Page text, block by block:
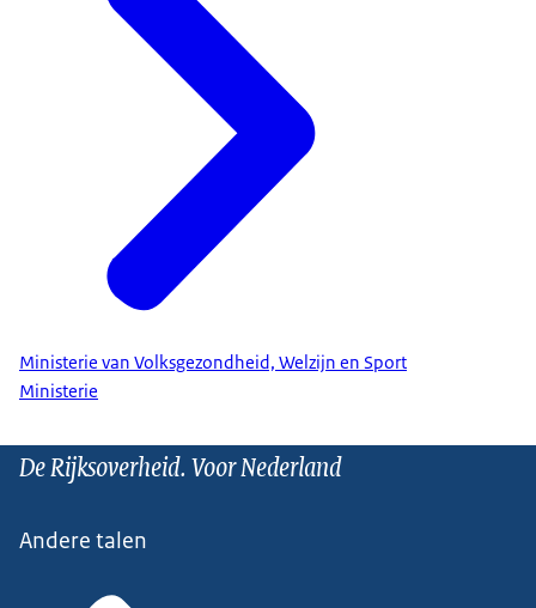
Ministerie van Volksgezondheid, Welzijn en Sport
Ministerie
De Rijksoverheid. Voor Nederland
Andere talen